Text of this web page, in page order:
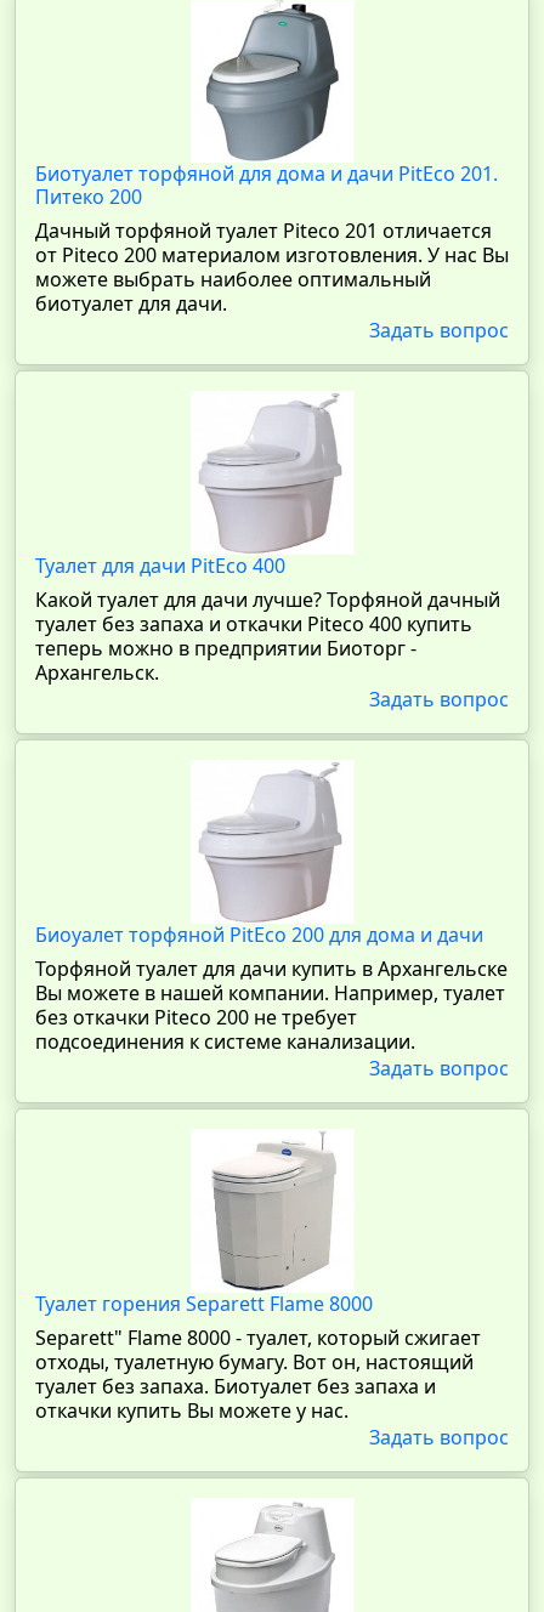
Биотуалет торфяной для дома и дачи PitEco 201.
Питеко 200
Дачный торфяной туалет Piteco 201 отличается
от Piteco 200 материалом изготовления. У нас Вы
можете выбрать наиболее оптимальный
биотуалет для дачи.
Задать вопрос
Туалет для дачи PitEco 400
Какой туалет для дачи лучше? Торфяной дачный
туалет без запаха и откачки Piteco 400 купить
теперь можно в предприятии Биоторг -
Архангельск.
Задать вопрос
Биоуалет торфяной PitEco 200 для дома и дачи
Торфяной туалет для дачи купить в Архангельске
Вы можете в нашей компании. Например, туалет
без откачки Piteco 200 не требует
подсоединения к системе канализации.
Задать вопрос
Туалет горения Separett Flame 8000
Separett" Flame 8000 - туалет, который сжигает
отходы, туалетную бумагу. Вот он, настоящий
туалет без запаха. Биотуалет без запаха и
откачки купить Вы можете у нас.
Задать вопрос